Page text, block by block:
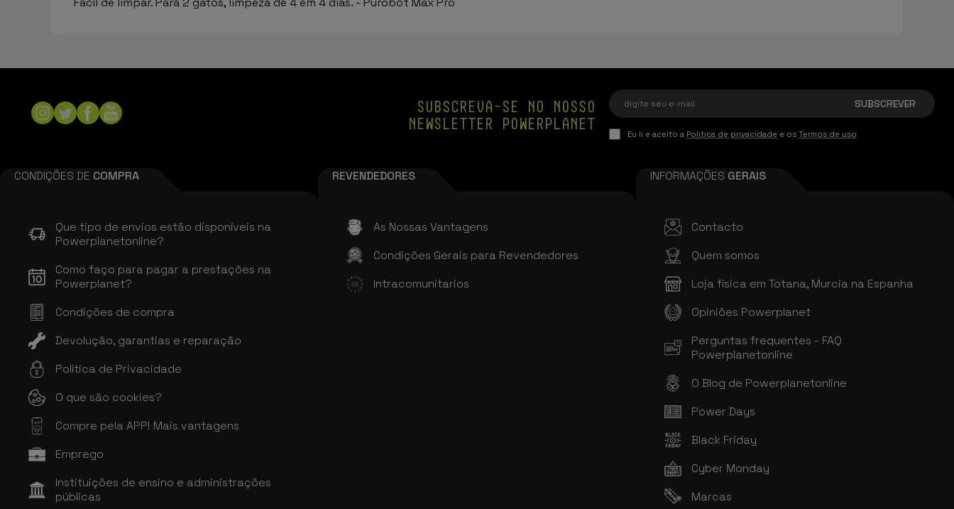
SUBSCREVA-SE NO NOSSO
NEWSLETTER POWERPLANET
Eu li e aceito a Política de privacidade e os Termos de uso
CONDIÇÕES DE COMPRA
Que tipo de envios estão disponíveis na
Powerplanetonline?
Como faço para pagar a prestações na
Powerplanet?
Condições de compra
Devolução, garantias e reparação
Política de Privacidade
O que são cookies?
APP
Compre pela APP! Mais vantagens
Emprego
Instituições de ensino e administrações
públicas
REVENDEDORES
As Nossas Vantagens
Condições Gerais para Revendedores
Intracomunitarios
INFORMAÇÕES GERAIS
Contacto
Quem somos
Loja física em Totana, Murcia na Espanha
Opiniões Powerplanet
Perguntas frequentes - FAQ
Powerplanetonline
O Blog de Powerplanetonline
Power Days
Black Friday
Cyber Monday
Marcas